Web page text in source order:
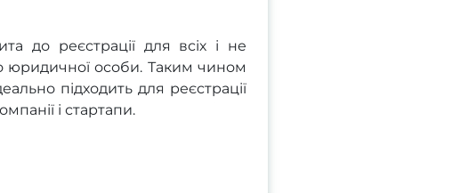
до реєстрації для всіх і не
юридичної особи. Таким чином
підходить для реєстрації
і стартапи.